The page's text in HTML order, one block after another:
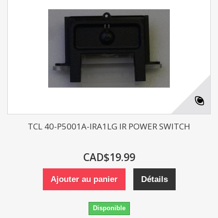
TCL 40-P5001A-IRA1LG IR POWER SWITCH
CAD$19.99
Ajouter au panier Détails
Disponible